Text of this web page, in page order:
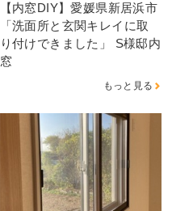
【内窓DIY】愛媛県新居浜市
「洗面所と玄関キレイに取
り付けできました」 S様邸内
窓
もっと見る